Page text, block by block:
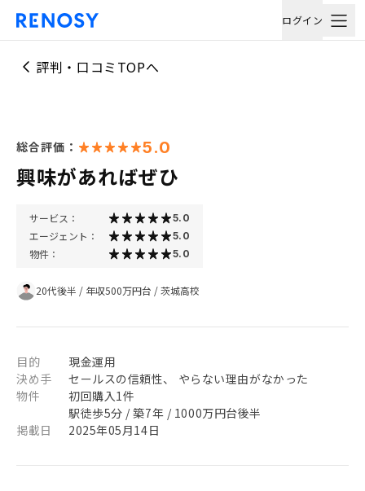
ログイン
評判・口コミTOPへ
総合評価： 5.0
興味があればぜひ
サービス： 5.0
エージェント： 5.0
物件： 5.0
20代後半 / 年収500万円台 /茨城高校
目的
現金運用
決め手
セールスの信頼性、 やらない理由がなかった
物件
初回購入1件
駅徒歩5分 / 築7年 / 1000万円台後半
掲載日
2025年05月14日